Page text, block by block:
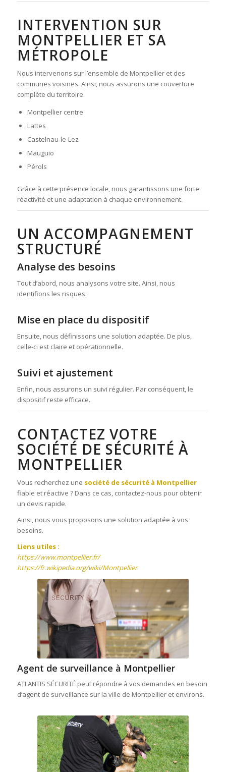
INTERVENTION SUR
MONTPELLIER ET SA
MÉTROPOLE
Nous intervenons sur l’ensemble de Montpellier et des
communes voisines. Ainsi, nous assurons une couverture
complète du territoire.
Montpellier centre
Lattes
Castelnau-le-Lez
Mauguio
Pérols
Grâce à cette présence locale, nous garantissons une forte
réactivité et une adaptation à chaque environnement.
UN ACCOMPAGNEMENT
STRUCTURÉ
Analyse des besoins
Tout d’abord, nous analysons votre site. Ainsi, nous
identifions les risques.
Mise en place du dispositif
Ensuite, nous définissons une solution adaptée. De plus,
celle-ci est claire et opérationnelle.
Suivi et ajustement
Enfin, nous assurons un suivi régulier. Par conséquent, le
dispositif reste efficace.
CONTACTEZ VOTRE
SOCIÉTÉ DE SÉCURITÉ À
MONTPELLIER
Vous recherchez une société de sécurité à Montpellier
fiable et réactive ? Dans ce cas, contactez-nous pour obtenir
un devis rapide.
Ainsi, nous vous proposons une solution adaptée à vos
besoins.
Liens utiles :
https://www.montpellier.fr/
https://fr.wikipedia.org/wiki/Montpellier
Agent de surveillance à Montpellier
ATLANTIS SÉCURITÉ peut répondre à vos demandes en besoin
d’agent de surveillance sur la ville de Montpellier et environs.